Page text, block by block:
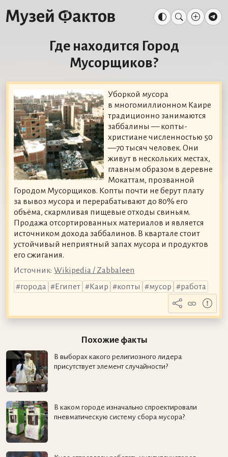
Где находится Город
Мусорщиков?
Уборкой мусора
в многомиллионном Каире
традиционно занимаются
заббалины — копты-
христиане численностью 50
—70 тысяч человек. Они
живут в нескольких местах,
главным образом в деревне
Мокаттам, прозванной
Городом Мусорщиков. Копты почти не берут плату
за вывоз мусора и перерабатывают до 80% его
объёма, скармливая пищевые отходы свиньям.
Продажа отсортированных материалов и является
источником дохода заббалинов. В квартале стоит
устойчивый неприятный запах мусора и продуктов
его сжигания.
Источник: Wikipedia / Zabbaleen
города
Египет Каир копты мусор работа
Похожие факты
В выборах какого религиозного лидера
присутствует элемент случайности?
В каком городе изначально спроектировали
пневматическую систему сбора мусора?